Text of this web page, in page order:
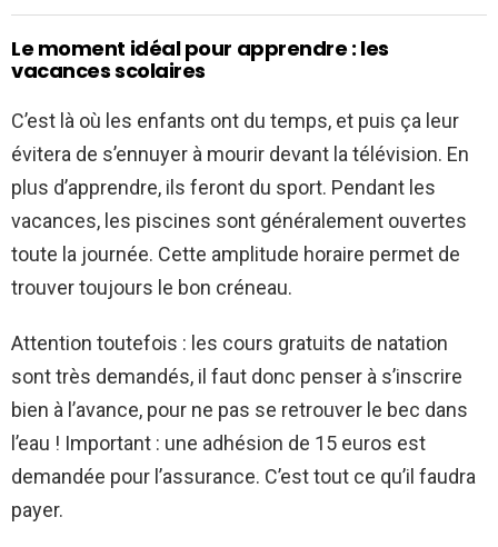
Le moment idéal pour apprendre : les
vacances scolaires
C’est là où les enfants ont du temps, et puis ça leur
évitera de s’ennuyer à mourir devant la télévision. En
plus d’apprendre, ils feront du sport. Pendant les
vacances, les piscines sont généralement ouvertes
toute la journée. Cette amplitude horaire permet de
trouver toujours le bon créneau.
Attention toutefois : les cours gratuits de natation
sont très demandés, il faut donc penser à s’inscrire
bien à l’avance, pour ne pas se retrouver le bec dans
l’eau ! Important : une adhésion de 15 euros est
demandée pour l’assurance. C’est tout ce qu’il faudra
payer.